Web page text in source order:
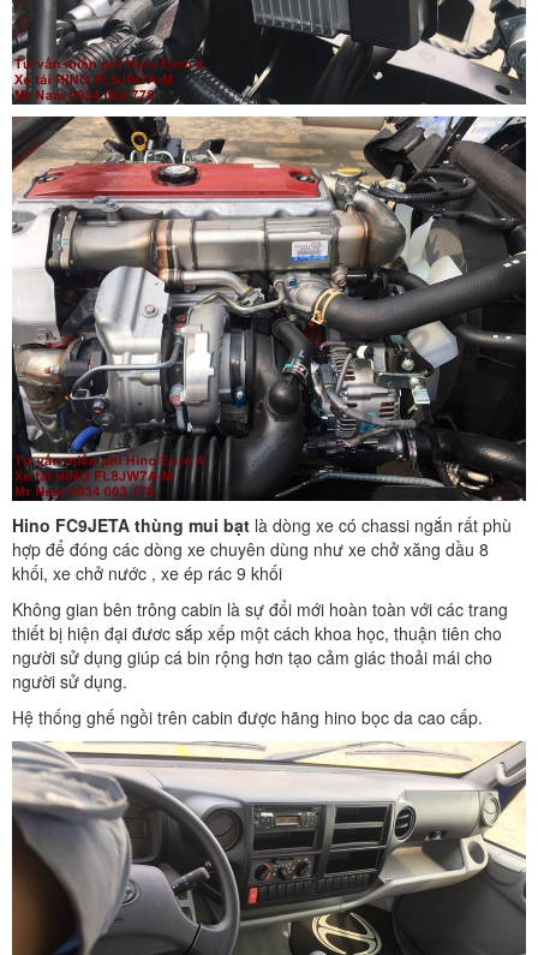
Hino FC9JETA thùng mui bạt là dòng xe có chassi ngắn rất phù
hợp để đóng các dòng xe chuyên dùng như xe chở xăng dầu 8
khối, xe chở nước , xe ép rác 9 khối
Không gian bên trông cabin là sự đổi mới hoàn toàn với các trang
thiết bị hiện đại đươc sắp xếp một cách khoa học, thuận tiên cho
người sử dụng giúp cá bin rộng hơn tạo cảm giác thoải mái cho
người sử dụng.
Hệ thống ghế ngồi trên cabin được hãng hino bọc da cao cấp.